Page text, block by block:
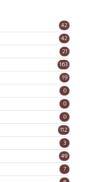
42
42
21
163
19
0
0
0
112
3
49
7